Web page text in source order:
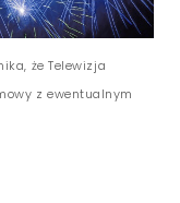
że Telewizja
z ewentualnym